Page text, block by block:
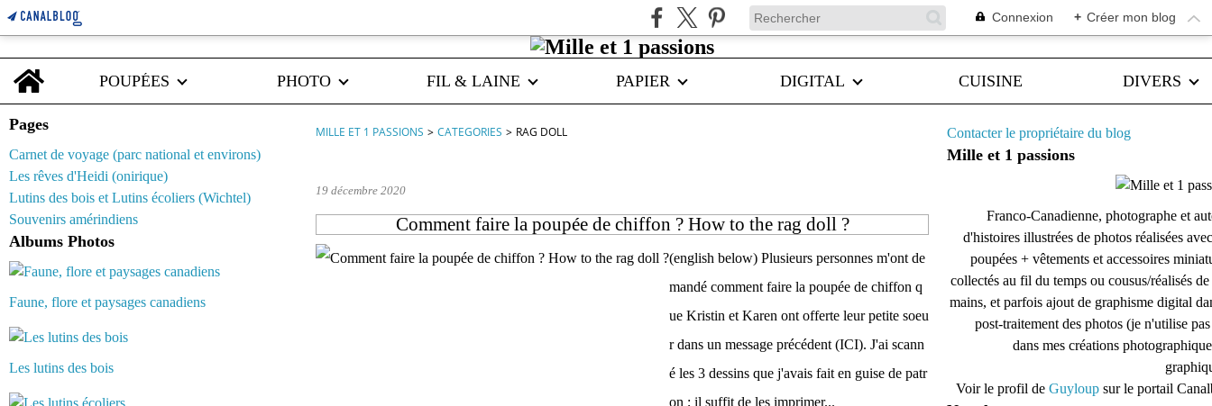
Connexion + Créer mon blog
Home
POUPÉES
PHOTO FIL & LAINE PAPIER DIGITAL CUISINE DIVERS
Pages
Carnet de voyage (parc national et environs)
Les rêves d'Heidi (onirique)
Lutins des bois et Lutins écoliers (Wichtel)
Souvenirs amérindiens
Albums Photos
Faune, flore et paysages canadiens
Les lutins des bois
MILLE ET 1 PASSIONS > CATEGORIES > RAG DOLL
19 décembre 2020
Comment faire la poupée de chiffon ? How to the rag doll ?
(english below) Plusieurs personnes m'ont de
mandé comment faire la poupée de chiffon q
ue Kristin et Karen ont offerte leur petite soeu
r dans un message précédent (ICI). J'ai scann
é les 3 dessins que j'avais fait en guise de patr
on ; il suffit de les imprimer...
Contacter le propriétaire du blog
Mille et 1 passions
Franco-Canadienne, photographe et
d'histoires illustrées de photos réalisées
poupées + vêtements et accessoires
collectés au fil du temps ou cousus/réalisés de
mains, et parfois ajout de graphisme digital
post-traitement des photos (je n'utilise
dans mes créations
Voir le profil de Guyloup sur le portail